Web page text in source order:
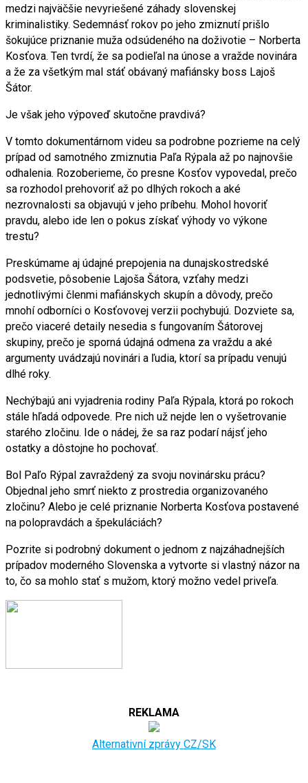
medzi najväčšie nevyriešené záhady slovenskej
kriminalistiky. Sedemnásť rokov po jeho zmiznutí prišlo
šokujúce priznanie muža odsúdeného na doživotie – Norberta
Kosťova. Ten tvrdí, že sa podieľal na únose a vražde novinára
a že za všetkým mal stáť obávaný mafiánsky boss Lajoš
Šátor.
Je však jeho výpoveď skutočne pravdivá?
V tomto dokumentárnom videu sa podrobne pozrieme na celý
prípad od samotného zmiznutia Paľa Rýpala až po najnovšie
odhalenia. Rozoberieme, čo presne Kosťov vypovedal, prečo
sa rozhodol prehovoriť až po dlhých rokoch a aké
nezrovnalosti sa objavujú v jeho príbehu. Mohol hovoriť
pravdu, alebo ide len o pokus získať výhody vo výkone
trestu?
Preskúmame aj údajné prepojenia na dunajskostredské
podsvetie, pôsobenie Lajoša Šátora, vzťahy medzi
jednotlivými členmi mafiánskych skupín a dôvody, prečo
mnohí odborníci o Kosťovovej verzii pochybujú. Dozviete sa,
prečo viaceré detaily nesedia s fungovaním Šátorovej
skupiny, prečo je sporná údajná odmena za vraždu a aké
argumenty uvádzajú novinári a ľudia, ktorí sa prípadu venujú
dlhé roky.
Nechýbajú ani vyjadrenia rodiny Paľa Rýpala, ktorá po rokoch
stále hľadá odpovede. Pre nich už nejde len o vyšetrovanie
starého zločinu. Ide o nádej, že sa raz podarí nájsť jeho
ostatky a dôstojne ho pochovať.
Bol Paľo Rýpal zavraždený za svoju novinársku prácu?
Objednal jeho smrť niekto z prostredia organizovaného
zločinu? Alebo je celé priznanie Norberta Kosťova postavené
na polopravdách a špekuláciách?
Pozrite si podrobný dokument o jednom z najzáhadnejších
prípadov moderného Slovenska a vytvorte si vlastný názor na
to, čo sa mohlo stať s mužom, ktorý možno vedel priveľa.
REKLAMA
Alternativní zprávy CZ/SK